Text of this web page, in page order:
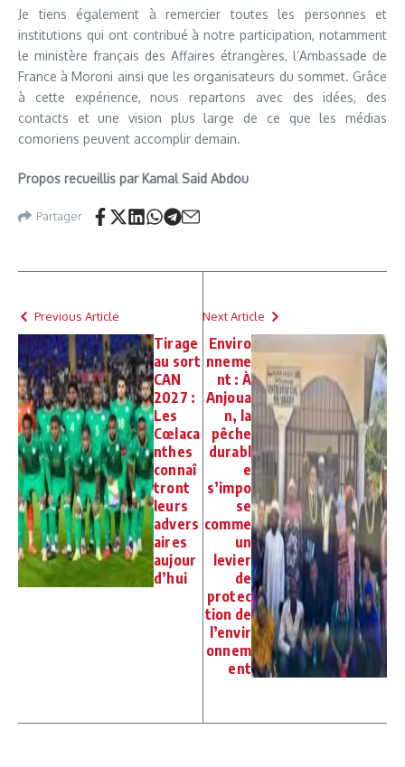
Je tiens également à remercier toutes les personnes et
institutions qui ont contribué à notre participation, notamment
le ministère français des Affaires étrangères, l’Ambassade de
France à Moroni ainsi que les organisateurs du sommet. Grâce
à cette expérience, nous repartons avec des idées, des
contacts et une vision plus large de ce que les médias
comoriens peuvent accomplir demain.
Propos recueillis par Kamal Said Abdou
Partager
Previous Article
Tirage
au sort
CAN
2027 :
Les
Cœlaca
nthes
connaî
tront
leurs
advers
aires
aujour
d’hui
Next Article
Enviro
nneme
nt : À
Anjoua
n, la
pêche
durabl
e
s’impo
se
comme
un
levier
de
protec
tion de
l’envir
onnem
ent